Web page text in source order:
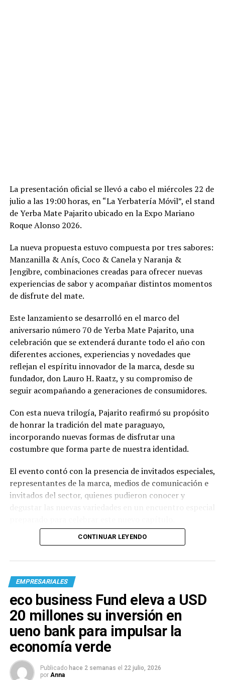
La presentación oficial se llevó a cabo el miércoles 22 de
julio a las 19:00 horas, en “La Yerbatería Móvil”, el stand
de Yerba Mate Pajarito ubicado en la Expo Mariano
Roque Alonso 2026.
La nueva propuesta estuvo compuesta por tres sabores:
Manzanilla & Anís, Coco & Canela y Naranja &
Jengibre, combinaciones creadas para ofrecer nuevas
experiencias de sabor y acompañar distintos momentos
de disfrute del mate.
Este lanzamiento se desarrolló en el marco del
aniversario número 70 de Yerba Mate Pajarito, una
celebración que se extenderá durante todo el año con
diferentes acciones, experiencias y novedades que
reflejan el espíritu innovador de la marca, desde su
fundador, don Lauro H. Raatz, y su compromiso de
seguir acompañando a generaciones de consumidores.
Con esta nueva trilogía, Pajarito reafirmó su propósito
de honrar la tradición del mate paraguayo,
incorporando nuevas formas de disfrutar una
costumbre que forma parte de nuestra identidad.
El evento contó con la presencia de invitados especiales,
representantes de la marca, medios de comunicación e
invitados del sector, quienes pudieron conocer y
CONTINUAR LEYENDO
EMPRESARIALES
eco business Fund eleva a USD
20 millones su inversión en
ueno bank para impulsar la
economía verde
Publicado hace 2 semanas el 22 julio, 2026
por Anna